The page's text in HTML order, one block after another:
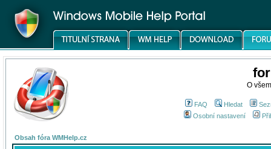
O
FAQ Hledat
Osobní nastavení
Obsah fóra WMHelp.cz